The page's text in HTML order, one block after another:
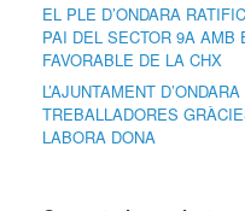
EL PLE D’ONDARA
PAI DEL SECTOR 9A AMB
FAVORABLE DE LA CHX
L’AJUNTAMENT
TREBALLADORES
LABORA DONA